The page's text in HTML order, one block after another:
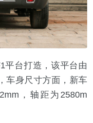
平台打造，该平台由
车身尺寸方面，新车
，轴距为2580m